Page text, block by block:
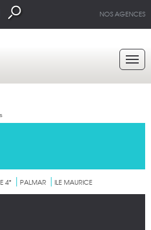
NOS AGENCES
4* PALMAR ILE MAURICE